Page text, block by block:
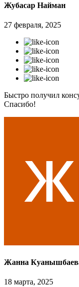
Жубасар Найман
27 февраля, 2025
Быстро получил
Спасибо!
Жанна
18 марта, 2025